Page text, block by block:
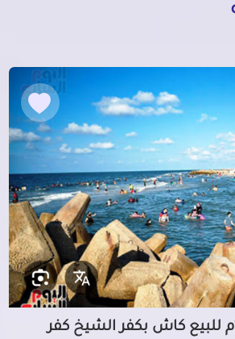
أراضي سكنية 112م للبيع كاش بكفر الشيخ كفر